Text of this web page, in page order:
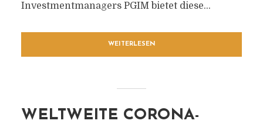
Investmentmanagers PGIM bietet diese...
WEITERLESEN
WELTWEITE CORONA-